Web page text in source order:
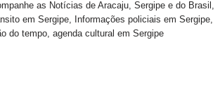
as Notícias de Aracaju, Sergipe e do Brasil,
em Sergipe, Informações policiais em Sergipe,
do tempo, agenda cultural em Sergipe